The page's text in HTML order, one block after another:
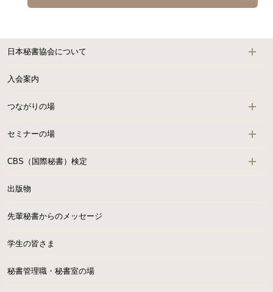
日本秘書協会について
入会案内
つながりの場
セミナーの場
CBS（国際秘書）検定
出版物
先輩秘書からのメッセージ
学生の皆さま
秘書管理職・秘書室の場